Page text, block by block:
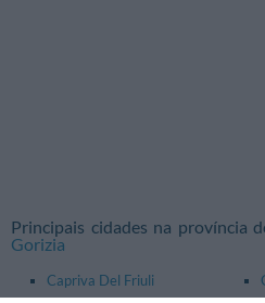
Principais cidades na província
Gorizia
Capriva Del Friuli